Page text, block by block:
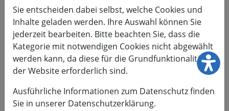
HSMW
Sie entscheiden dabei selbst, welche Cookies und
Inhalte geladen werden. Ihre Auswahl können Sie
jederzeit bearbeiten. Bitte beachten Sie, dass die
Kategorie mit notwendigen Cookies nicht abgewählt
werden kann, da diese für die Grundfunktionalität
der Website erforderlich sind.
Ausführliche Informationen zum Datenschutz finden
Sie in unserer Datenschutzerklärung.